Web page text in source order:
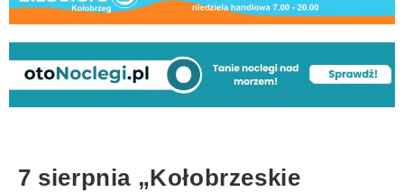
7 sierpnia „Kołobrzeskie